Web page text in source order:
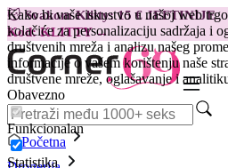
Kako bi vaše iskustvo u našoj web
kolačiće za personalizaciju sadržaja i
društvenih mreža i analizu našeg
informacije o vašem korištenju naše
društvene mreže, oglašavanje i
Obavezno
Funkcionalan
Statistika
😽Svakom Klitty: 15 € JEFTINIJE
Kod: KLITTY →
Početna